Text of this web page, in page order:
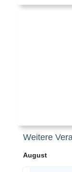
Weitere
August